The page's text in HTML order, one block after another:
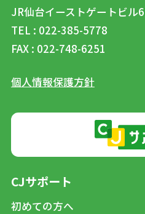
JR仙台イーストゲートビル
TEL : 022-385-5778
FAX : 022-748-6251
個人情報保護方針
CJサポート
初めての方へ